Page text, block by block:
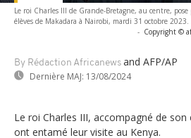
Le roi Charles III de Grande-Bretagne, au centre,
élèves de Makadara à Nairobi, mardi 31 octobre 2023.
- Copyright ©
By Rédaction Africanews and AFP/AP
Dernière MAJ: 13/08/2024
Le roi Charles III, accompagné de son
ont entamé leur visite au Kenya.